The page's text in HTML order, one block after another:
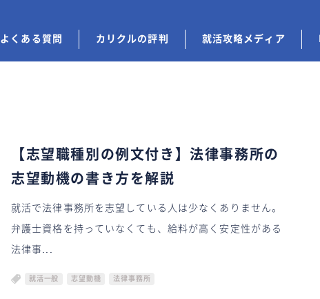
よくある質問 カリクルの評判 就活攻略メディア
【志望職種別の例文付き】法律事務所の
志望動機の書き方を解説
就活で法律事務所を志望している人は少なくありません。
弁護士資格を持っていなくても、給料が高く安定性がある
法律事...
就活一般 志望動機 法律事務所